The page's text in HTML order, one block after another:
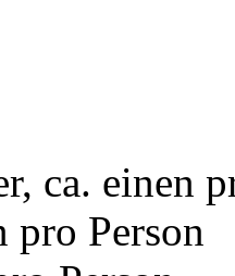
ca. einen
Person